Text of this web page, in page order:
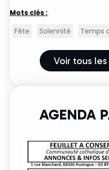
Mots clés :
Fête
Solennité Temps
Voir tous
AGENDA